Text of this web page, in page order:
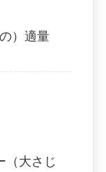
）適量
（大さじ